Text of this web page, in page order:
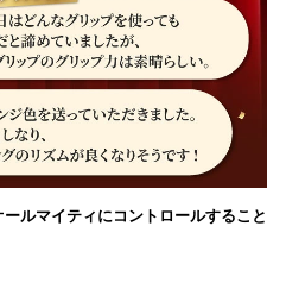
ルマイティにコントロールすること